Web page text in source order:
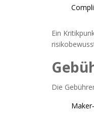
Ein
Die